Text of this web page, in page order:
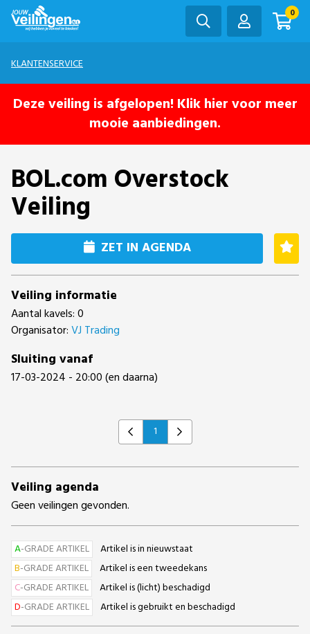
0
KLANTENSERVICE
Deze veiling is afgelopen! Klik hier voor meer
mooie aanbiedingen.
BOL.com Overstock
Veiling
ZET IN AGENDA
Veiling informatie
Aantal kavels: 0
Organisator:VJ Trading
Sluiting vanaf
17-03-2024 - 20:00 (en daarna)
Previous
1 Next
Veiling agenda
Geen veilingen gevonden.
A-GRADE ARTIKEL
Artikel is in nieuwstaat
B-GRADE ARTIKEL
Artikel is een tweedekans
C-GRADE ARTIKEL
Artikel is (licht) beschadigd
D-GRADE ARTIKEL Artikel is gebruikt en beschadigd